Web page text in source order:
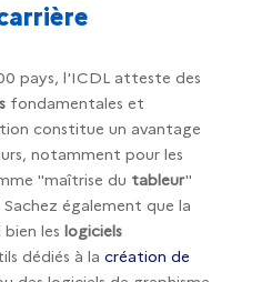
pays, l'ICDL atteste des
fondamentales et
constitue un avantage
notamment pour les
"maîtrise du tableur"
également que la
les logiciels
dédiés à la création de